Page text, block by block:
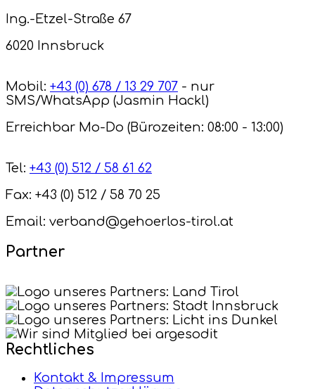
Ing.-Etzel-Straße 67
6020 Innsbruck
Mobil: +43 (0) 678 / 13 29 707 - nur
SMS/WhatsApp (Jasmin Hackl)
Erreichbar Mo-Do (Bürozeiten: 08:00 - 13:00)
Tel: +43 (0) 512 / 58 61 62
Fax: +43 (0) 512 / 58 70 25
Email: verband@gehoerlos-tirol.at
Partner
Rechtliches
Kontakt & Impressum